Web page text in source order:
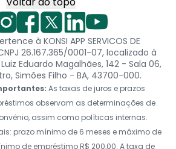
à KONSI APP SERVICOS DE
26.167.365/0001-07, localizado à
Eduardo Magalhães, 142 - Sala 06,
Simões Filho - BA, 43700-000.
As taxas de juros e prazos
observam as determinações de
assim como políticas internas.
prazo mínimo de 6 meses e máximo de
de empréstimo R$ 200,00. A taxa de